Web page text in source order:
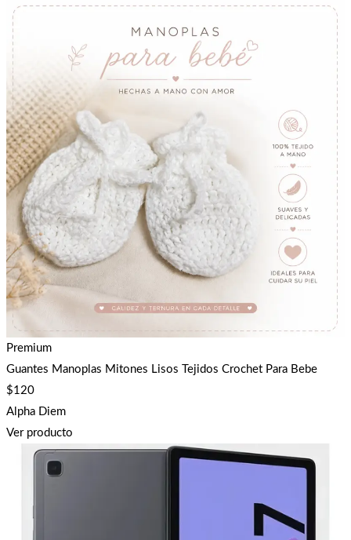
Premium
Guantes Manoplas Mitones Lisos Tejidos Crochet Para Bebe
$120
Alpha Diem
Ver producto